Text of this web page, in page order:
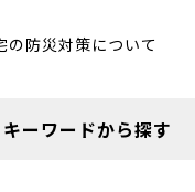
の防災対策について
キーワードから探す